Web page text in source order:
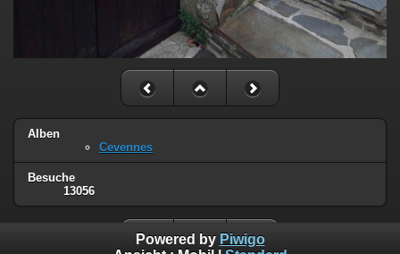
Alben
Cevennes
Besuche
13056
Powered by Piwigo